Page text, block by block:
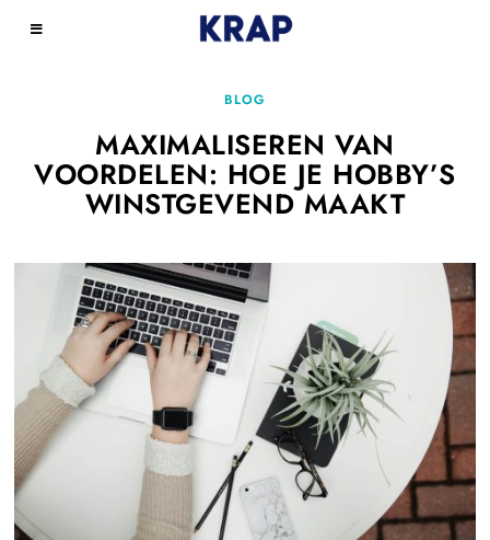
BLOG
MAXIMALISEREN VAN
VOORDELEN: HOE JE HOBBY’S
WINSTGEVEND MAAKT